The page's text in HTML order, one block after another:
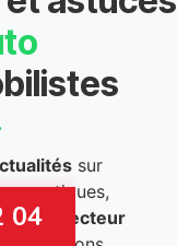
sur
pratiques,
du
secteur
04